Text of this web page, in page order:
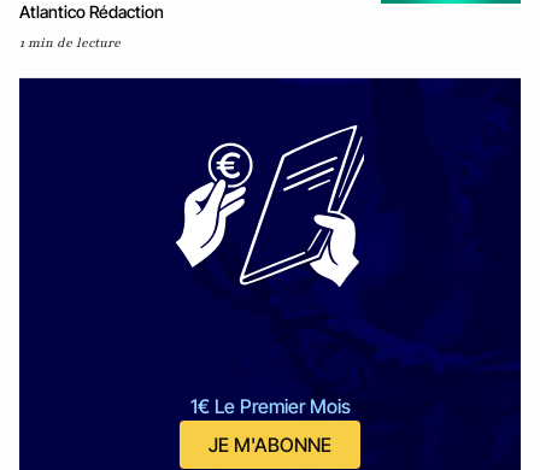
Atlantico Rédaction
1 min de lecture
1€ Le Premier Mois
JE M'ABONNE